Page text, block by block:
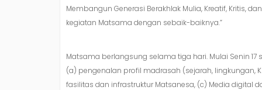
Membangun Generasi Berakhlak Mulia, Kreatif, Kritis,
kegiatan Matsama dengan sebaik-baiknya.”
Matsama berlangsung selama tiga hari. Mulai Senin
(a) pengenalan profil madrasah (sejarah, lingkungan,
fasilitas dan infrastruktur Matsanesa, (c) Media digital